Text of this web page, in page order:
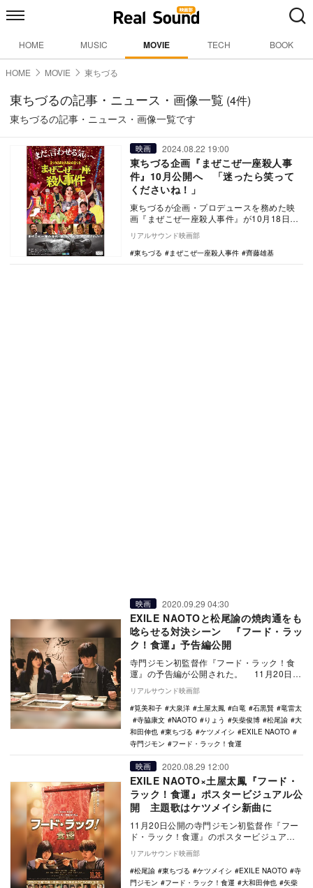
HOME MUSIC MOVIE TECH BOOK
HOME MOVIE 東ちづる
東ちづるの記事・ニュース・画像一覧 (4件)
東ちづるの記事・ニュース・画像一覧です
映画 2024.08.22 19:00
東ちづる企画『まぜこぜ一座殺人事
件』10月公開へ 「迷ったら笑って
くださいね！」
東ちづるが企画・プロデュースを務めた映
画『まぜこぜ一座殺人事件』が10月18日に
公開される。 本作は、義足・車椅子ユー
ザー、…
リアルサウンド映画部
東ちづる
まぜこぜ一座殺人事件 齊藤雄基
映画 2020.09.29 04:30
EXILE NAOTOと松尾諭の焼肉通をも
唸らせる対決シーン 『フード・ラッ
ク！食運』予告編公開
寺門ジモン初監督作『フード・ラック！食
運』の予告編が公開された。 11月20日に
公開される本作は、芸能界屈指の食通であ
り、あ…
リアルサウンド映画部
筧美和子
大泉洋 土屋太鳳 白竜 石黒賢
竜雷太
寺脇康文
NAOTO りょう 矢柴俊博 松尾諭
大
和田伸也
東ちづる ケツメイシ
EXILE NAOTO
寺門ジモン
フード・ラック！食運
映画 2020.08.29 12:00
EXILE NAOTO×土屋太鳳『フード・
ラック！食運』ポスタービジュアル公
開 主題歌はケツメイシ新曲に
11月20日公開の寺門ジモン初監督作『フー
ド・ラック！食運』のポスタービジュアル
通…
リアルサウンド映画部
松尾諭
東ちづる ケツメイシ EXILE NAOTO
寺
門ジモン
フード・ラック！食運 大和田伸也
矢柴